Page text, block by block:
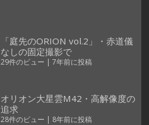
「庭先のORION vol.2」・赤道儀
なしの固定撮影で
29件のビュー | 7年前に投稿
オリオン大星雲M42・高解像度の
追求
28件のビュー | 8年前に投稿